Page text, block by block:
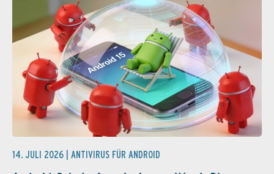
14. JULI 2026 | ANTIVIRUS FÜR ANDROID